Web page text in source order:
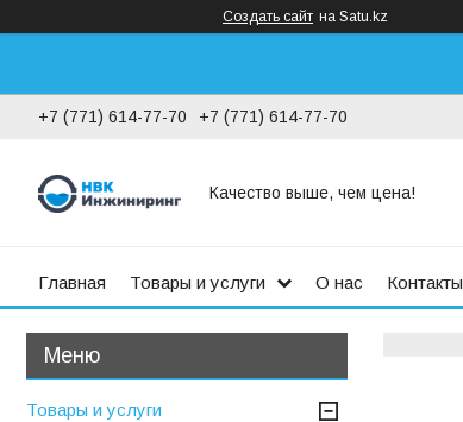
Создать сайт на Satu.kz
+7 (771) 614-77-70 +7 (771) 614-77-70
Качество выше, чем цена!
Главная Товары и услуги О нас Контакты
Товары и услуги